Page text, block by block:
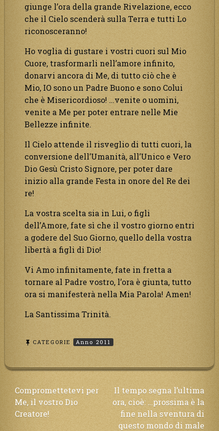
giunge l’ora della grande Rivelazione, ecco
che il Cielo scenderà sulla Terra e tutti Lo
riconosceranno!
Ho voglia di gustare i vostri cuori sul Mio
Cuore, trasformarli nell’amore infinito,
donarvi ancora di Me, di tutto ciò che è
Mio, IO sono un Padre Buono e sono Colui
che è Misericordioso! …venite o uomini,
venite a Me per poter entrare nelle Mie
Bellezze infinite.
Il Cielo attende il risveglio di tutti cuori, la
conversione dell’Umanità, all’Unico e Vero
Dio Gesù Cristo Signore, per poter dare
inizio alla grande Festa in onore del Re dei
re!
La vostra scelta sia in Lui, o figli
dell’Amore, fate sì che il vostro giorno entri
a godere del Suo Giorno, quello della vostra
libertà a figli di Dio!
Vi Amo infinitamente, fate in fretta a
tornare al Padre vostro, l’ora è giunta, tutto
ora si manifesterà nella Mia Parola! Amen!
La Santissima Trinità.
CATEGORIE Anno 2011
Navigazione
articoli
Compromettetevi per
Me, il vostro Dio
Creatore!
Il tempo segna l’ultima
ora, cioè: …prossima è la
fine nella sventura di
questo mondo di male